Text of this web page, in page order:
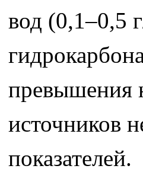
вод (0,1–0,5
превышения
источников
показателей.